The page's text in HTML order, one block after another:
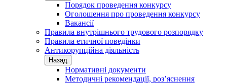
Порядок проведення конкурсу
Оголошення про проведення конкурсу
Вакансії
Правила внутрішнього трудового розпорядку
Правила етичної поведінки
Антикорупційна діяльність
Назад
Нормативні документи
Методичні рекомендації, роз’яснення